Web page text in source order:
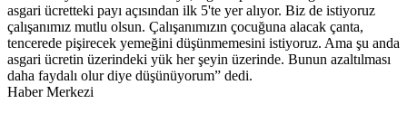
asgari ücretteki payı açısından ilk 5'te yer alıyor. Biz de istiyoruz
çalışanımız mutlu olsun. Çalışanımızın çocuğuna alacak çanta,
tencerede pişirecek yemeğini düşünmemesini istiyoruz. Ama şu anda
asgari ücretin üzerindeki yük her şeyin üzerinde. Bunun azaltılması
daha faydalı olur diye düşünüyorum” dedi.
Haber Merkezi